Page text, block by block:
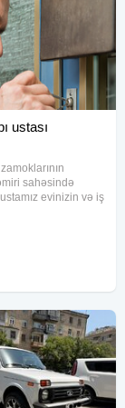
ustası
sahəsində
evinizin və iş
təmiri,